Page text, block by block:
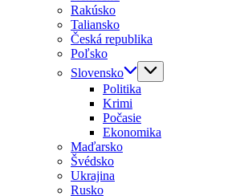
Rakúsko
Taliansko
Česká republika
Poľsko
Slovensko
Politika
Krimi
Počasie
Ekonomika
Maďarsko
Švédsko
Ukrajina
Rusko